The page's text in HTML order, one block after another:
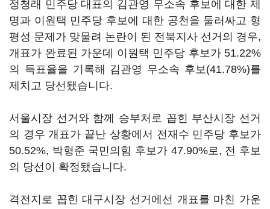
정청래 민주당 대표의 김관영 무소속 후보에 대한 제
명과 이원택 민주당 후보에 대한 공천을 둘러싸고 형
평성 문제가 맞물려 논란이 된 전북지사 선거의 경우,
개표가 완료된 가운데 이원택 민주당 후보가 51.22%
의 득표율을 기록해 김관영 무소속 후보(41.78%)를
제치고 당선됐습니다.
서울시장 선거와 함께 승부처로 꼽힌 부산시장 선거
의 경우 개표가 끝난 상황에서 전재수 민주당 후보가
50.52%, 박형준 국민의힘 후보가 47.90%로, 전 후보
의 당선이 확정됐습니다.
격전지로 꼽힌 대구시장 선거에선 개표를 마친 가운